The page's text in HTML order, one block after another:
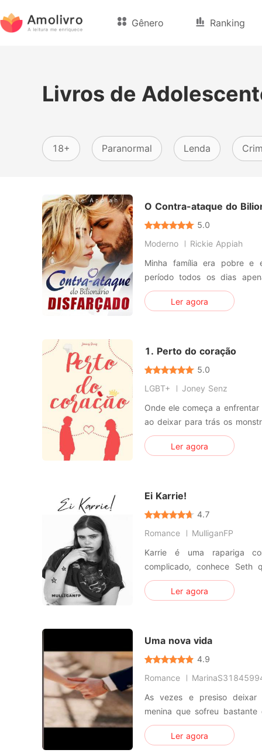
Gênero Ranking
Livros de
18+ Paranormal Lenda
O Contra-ataque do
5.0
Moderno
Rickie Appiah
Minha família era pobre e
período todos os dias
poder entrar na faculdade.
garota linda da minha turma
Ler agora
1. Perto do coração
5.0
LGBT+
Joney Senz
Onde ele começa a enfrentar um
ao deixar para trás os
ganhou sua liberdade, mas
suportar. No entanto, as
Ler agora
Ei Karrie!
4.7
Romance
MulliganFP
Karrie é uma rapariga
complicado, conhece Seth
pessoa que conheceu e
tão cruel como ela pensa.
Ler agora
Uma nova vida
4.9
Romance
As vezes e presiso
menina que sofreu
acabou bloqueando as
como era ser ela mesma se
Ler agora